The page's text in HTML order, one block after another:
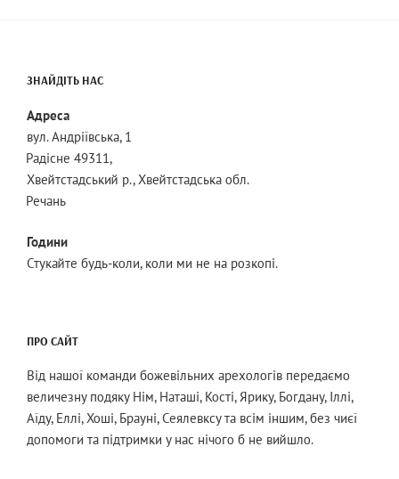
ЗНАЙДІТЬ НАС
Адреса
вул. Андріївська, 1
Радісне 49311,
Хвейтстадський р., Хвейтстадська обл.
Речань
Години
Стукайте будь-коли, коли ми не на розкопі.
ПРО САЙТ
Від нашої команди божевільних арехологів передаємо
величезну подяку Нім, Наташі, Кості, Ярику, Богдану, Іллі,
Аїду, Еллі, Хоші, Брауні, Сеялевксу та всім іншим, без чиєї
допомоги та підтримки у нас нічого б не вийшло.